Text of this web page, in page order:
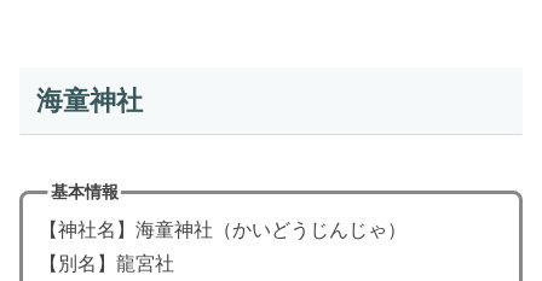
海童神社
基本情報
【神社名】海童神社（かいどうじんじゃ）
【別名】龍宮社